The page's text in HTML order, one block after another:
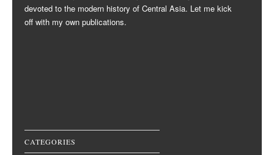
devoted to the modern history of Central Asia. Let me kick
off with my own publications.
CATEGORIES